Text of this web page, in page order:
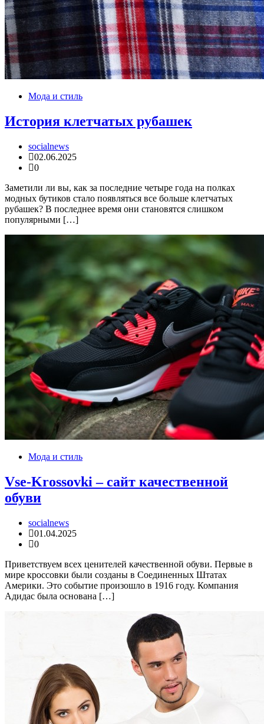
Мода и стиль
История клетчатых рубашек
socialnews
02.06.2025
0
Заметили ли вы, как за последние четыре года на полках
модных бутиков стало появляться все больше клетчатых
рубашек? В последнее время они становятся слишком
популярными […]
Мода и стиль
Vse-Krossovki – сайт качественной
обуви
socialnews
01.04.2025
0
Приветствуем всех ценителей качественной обуви. Первые в
мире кроссовки были созданы в Соединенных Штатах
Америки. Это событие произошло в 1916 году. Компания
Адидас была основана […]